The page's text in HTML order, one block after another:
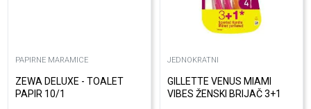
PAPIRNE MARAMICE
ZEWA DELUXE - TOALET
PAPIR 10/1
JEDNOKRATNI
GILLETTE VENUS MIAMI
VIBES ŽENSKI BRIJAČ 3+1